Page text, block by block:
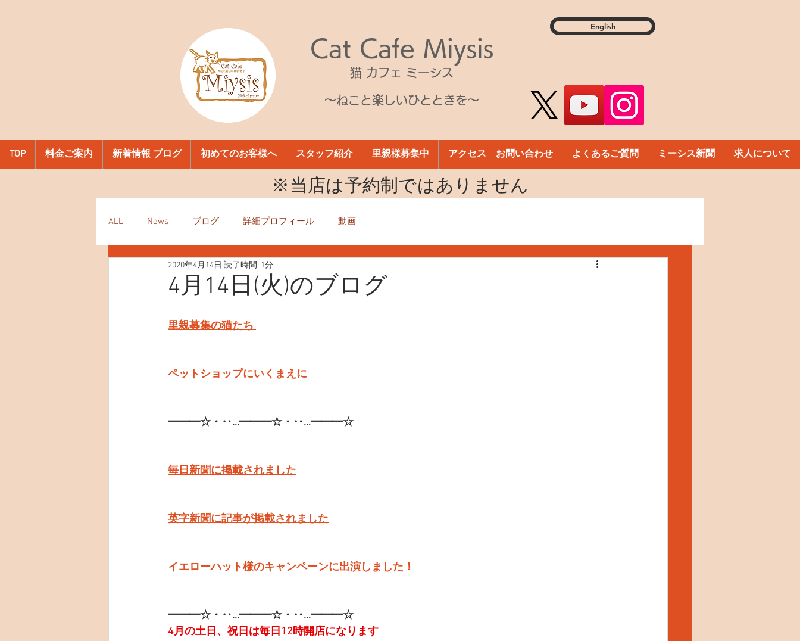
Cat Cafe Miysis
猫 カフェ ミーシス
～ねこと楽しいひとときを～
English
TOP 料金ご案内 新着情報 ブログ 初めてのお客様へ スタッフ紹介 里親様募集中 アクセス お問い合わせ よくあるご質問 ミーシス新聞 求人について
​※当店は予約制ではありません
ALL News ブログ 詳細プロフィール 動画
4月14日(火)のブログ
2020年4月14日 読了時間: 1分
里親募集の猫たち
ペットショップにいくまえに
━━━☆・‥…━━━☆・‥…━━━☆
毎日新聞に掲載されました
英字新聞に記事が掲載されました
イエローハット様のキャンペーンに出演しました！
━━━☆・‥…━━━☆・‥…━━━☆
4月の土日、祝日は毎日12時開店になります